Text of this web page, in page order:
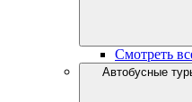
Смотреть
Автобусные